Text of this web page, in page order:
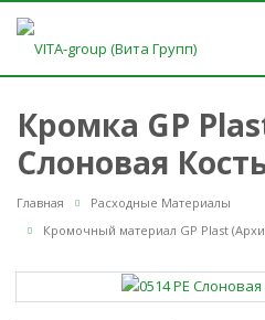
Кромка GP
Слоновая
Главная
Расходные Материалы
Кромочный материал GP Plast